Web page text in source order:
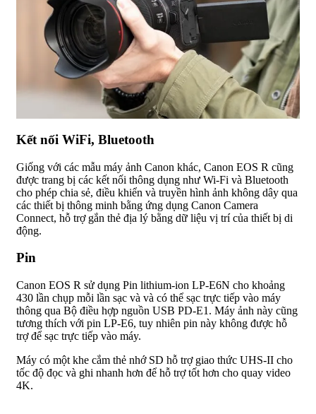
Kết nối WiFi, Bluetooth
Giống với các mẫu máy ảnh Canon khác, Canon EOS R cũng
được trang bị các kết nối thông dụng như Wi-Fi và Bluetooth
cho phép chia sẻ, điều khiển và truyền hình ảnh không dây qua
các thiết bị thông minh bằng ứng dụng Canon Camera
Connect, hỗ trợ gắn thẻ địa lý bằng dữ liệu vị trí của thiết bị di
động.
Pin
Canon EOS R sử dụng Pin lithium-ion LP-E6N cho khoảng
430 lần chụp mỗi lần sạc và và có thể sạc trực tiếp vào máy
thông qua Bộ điều hợp nguồn USB PD-E1. Máy ảnh này cũng
tương thích với pin LP-E6, tuy nhiên pin này không được hỗ
trợ để sạc trực tiếp vào máy.
Máy có một khe cắm thẻ nhớ SD hỗ trợ giao thức UHS-II cho
tốc độ đọc và ghi nhanh hơn để hỗ trợ tốt hơn cho quay video
4K.